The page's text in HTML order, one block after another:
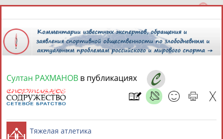
7 августа 2026 года,
СПОРТСМЕНЫ, ТРЕНЕРЫ И СПЕЦИАЛИСТЫ
Султан РАХМАНОВ в публикациях